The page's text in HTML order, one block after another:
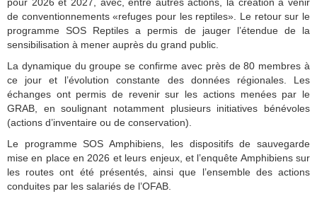
de conventionnements «refuges pour les reptiles». Le retour sur le
programme SOS Reptiles a permis de jauger l’étendue de la
sensibilisation à mener auprès du grand public.
La dynamique du groupe se confirme avec près de 80 membres à
ce jour et l’évolution constante des données régionales. Les
échanges ont permis de revenir sur les actions menées par le
GRAB, en soulignant notamment plusieurs initiatives bénévoles
(actions d’inventaire ou de conservation).
Le programme SOS Amphibiens, les dispositifs de sauvegarde
mise en place en 2026 et leurs enjeux, et l’enquête Amphibiens sur
les routes ont été présentés, ainsi que l’ensemble des actions
conduites par les salariés de l’OFAB.